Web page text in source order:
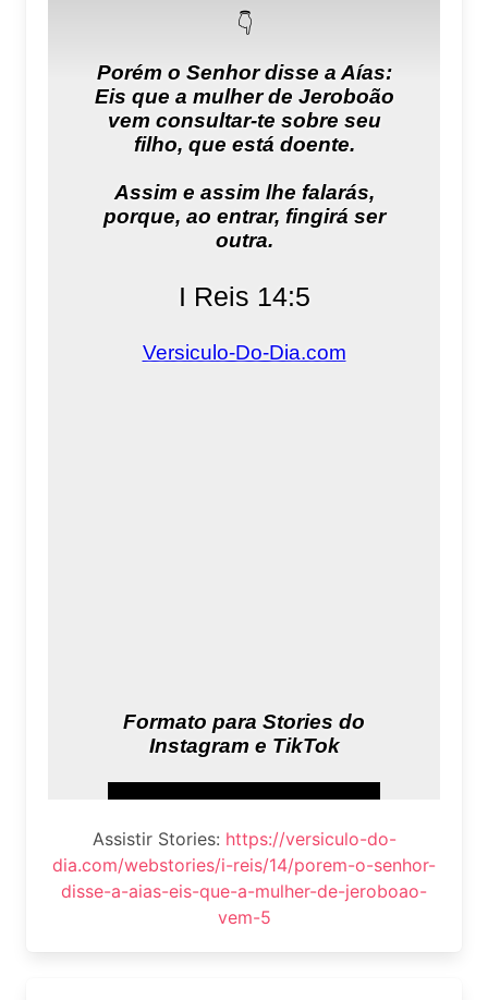
Assistir Stories: https://versiculo-do-
dia.com/webstories/i-reis/14/porem-o-senhor-
disse-a-aias-eis-que-a-mulher-de-jeroboao-
vem-5